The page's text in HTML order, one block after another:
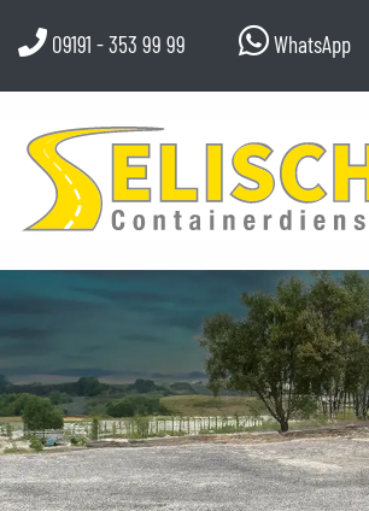
09191 - 353 99 99 WhatsApp